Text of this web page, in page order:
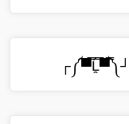
┌༼▀̿̿Ĺ̯̿̿▀̿༽┘